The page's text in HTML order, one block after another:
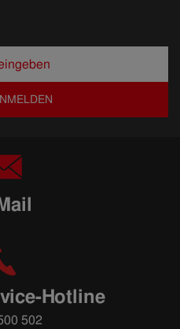
Hotline
502